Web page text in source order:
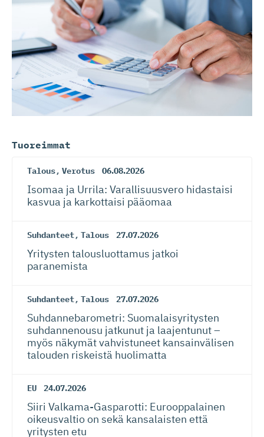
Tuoreimmat
Talous, Verotus 06.08.2026
Isomaa ja Urrila: Varallisuusvero hidastaisi
kasvua ja karkottaisi pääomaa
Suhdanteet, Talous 27.07.2026
Yritysten talousluottamus jatkoi
paranemista
Suhdanteet, Talous 27.07.2026
Suhdanneba­ro­metri: Suomalaisy­ri­tysten
suhdannenousu jatkunut ja laajentunut –
myös näkymät vahvistuneet kansainvälisen
talouden riskeistä huolimatta
EU 24.07.2026
Siiri Valkama-Gas­pa­rotti: Eurooppalainen
oikeusvaltio on sekä kansalaisten että
yritysten etu